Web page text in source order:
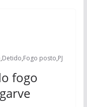
,Detido,Fogo posto,PJ
fogo